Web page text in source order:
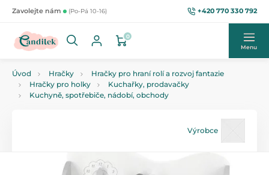
Zavolejte nám (Po-Pá 10-16) +420 770 330 792
0
Menu
Úvod Hračky
Hračky pro hraní rolí a rozvoj fantazie
Hračky pro holky
Kuchařky, prodavačky
Kuchyně, spotřebiče, nádobí, obchody
Výrobce